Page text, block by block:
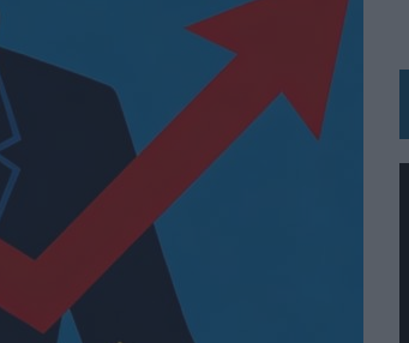
AL MÓVIL COMO DISPOSITIVO MÁS UTILIZADO
CALIPPO Y SOLERO
EN ACTIVOS CULTURALES Y ECONÓMICOS
CON LOS MEDIOS
INTERNACIONAL
Y LA MEDICIÓN SON DOS CARAS DE LA MISMA